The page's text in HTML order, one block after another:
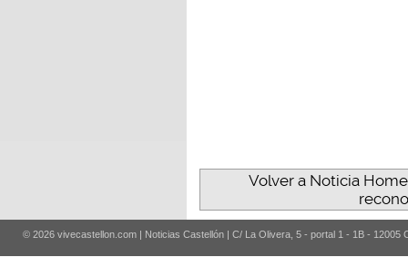
Volver a Noticia
© 2026 vivecastellon.com | Noticias Castellón | C/ La Olivera, 5 - portal 1 - 1B - 12005